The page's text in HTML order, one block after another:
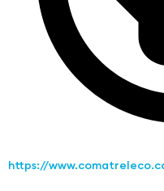
https://